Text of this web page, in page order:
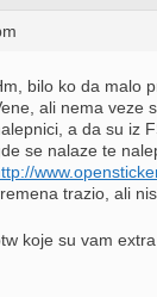
bilo ko da malo
ali nema veze
a da su iz
se nalaze te
trazio, ali
koje su vam extra